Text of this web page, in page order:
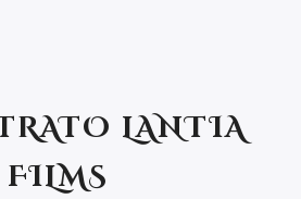
LANTIA
FILMS